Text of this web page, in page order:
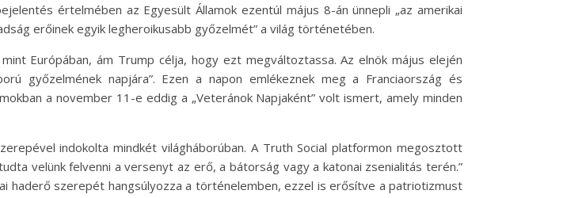
értelmében az Egyesült Államok ezentúl május 8-án ünnepli „az amerikai
erőinek egyik legheroikusabb győzelmét” a világ történetében.
Európában, ám Trump célja, hogy ezt megváltoztassa. Az elnök május elején
győzelmének napjára”. Ezen a napon emlékeznek meg a Franciaország és
a november 11-e eddig a „Veteránok Napjaként” volt ismert, amely minden
indokolta mindkét világháborúban. A Truth Social platformon megosztott
velünk felvenni a versenyt az erő, a bátorság vagy a katonai zsenialitás terén.”
haderő szerepét hangsúlyozza a történelemben, ezzel is erősítve a patriotizmust